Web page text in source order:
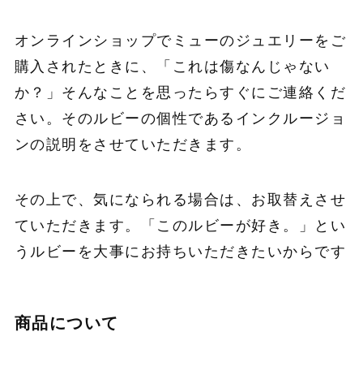
オンラインショップでミューのジュエリーをご
購入されたときに、「これは傷なんじゃない
か？」そんなことを思ったらすぐにご連絡くだ
さい。そのルビーの個性であるインクルージョ
ンの説明をさせていただきます。
その上で、気になられる場合は、お取替えさせ
ていただきます。「このルビーが好き。」とい
うルビーを大事にお持ちいただきたいからです
商品について